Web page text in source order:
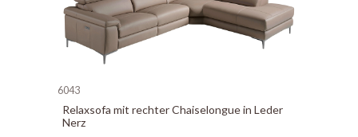
6043
Relaxsofa mit rechter Chaiselongue in Leder
Nerz